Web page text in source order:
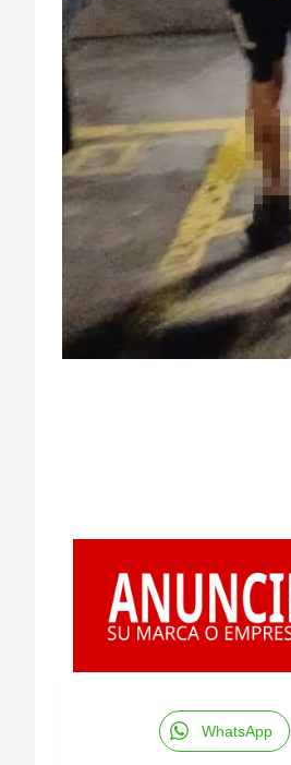
WhatsApp